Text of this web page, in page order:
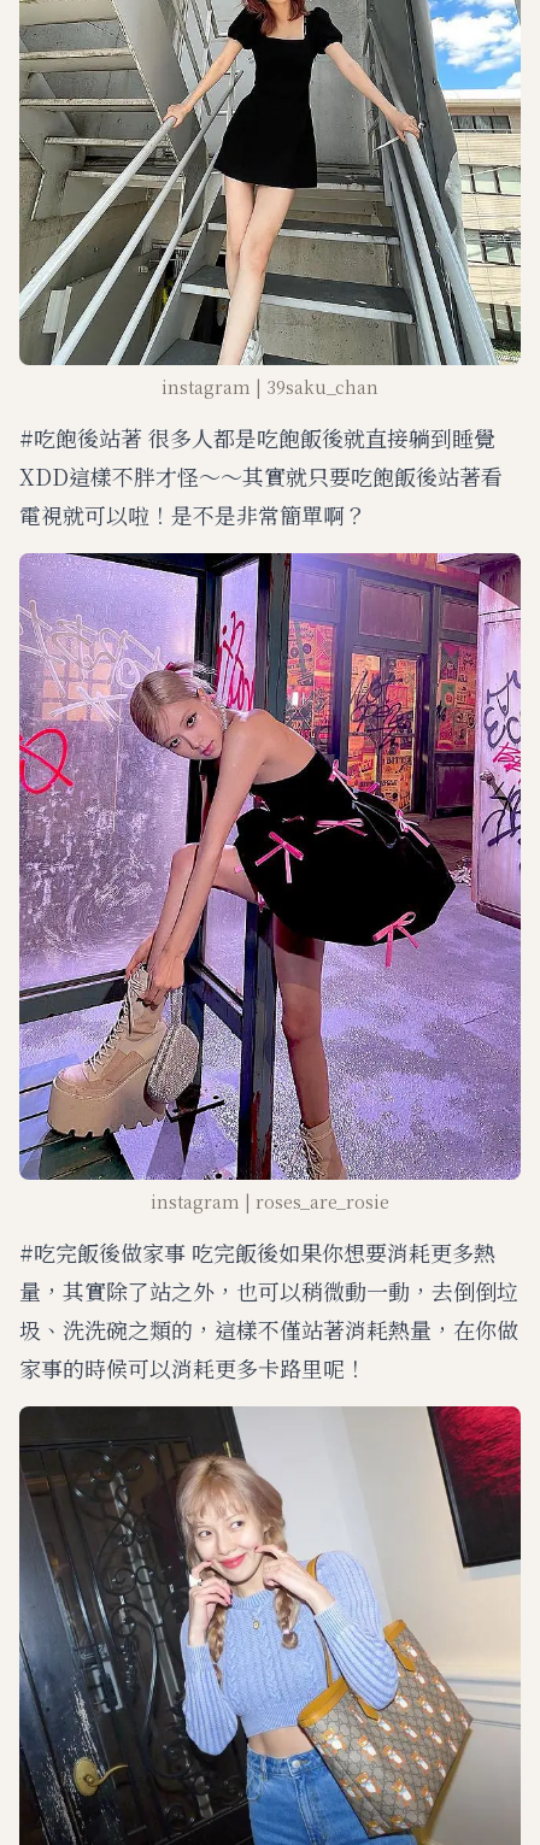
instagram | 39saku_chan
#吃飽後站著 很多人都是吃飽飯後就直接躺到睡覺
XDD這樣不胖才怪～～其實就只要吃飽飯後站著看
電視就可以啦！是不是非常簡單啊？
instagram | roses_are_rosie
#吃完飯後做家事 吃完飯後如果你想要消耗更多熱
量，其實除了站之外，也可以稍微動一動，去倒倒垃
圾、洗洗碗之類的，這樣不僅站著消耗熱量，在你做
家事的時候可以消耗更多卡路里呢！